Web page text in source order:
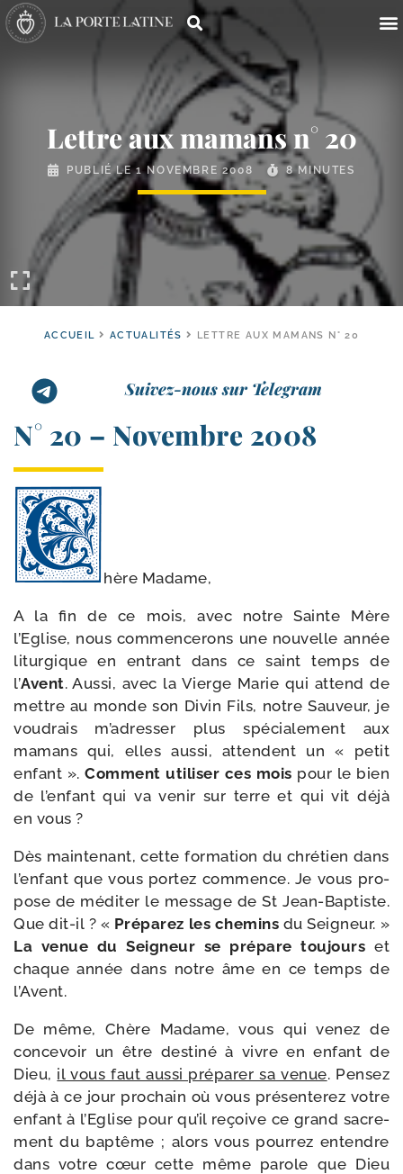
Lettre aux mamans n° 20
PUBLIÉ LE1 NOVEMBRE 2008 8 MINUTES
ACCUEIL ACTUALITÉS LETTRE AUX MAMANS N° 20
Suivez-nous sur Telegram
N° 20 – Novembre 2008
hère Madame,
A la fin de ce mois, avec notre Sainte Mère
l’Eglise, nous com­men­ce­rons une nou­velle année
litur­gique en entrant dans ce saint temps de
l’Avent. Aussi, avec la Vierge Marie qui attend de
mettre au monde son Divin Fils, notre Sauveur, je
vou­drais m’a­dres­ser plus spé­cia­le­ment aux
mamans qui, elles aus­si, attendent un « petit
enfant ». Comment uti­li­ser ces mois pour le bien
de l’en­fant qui va venir sur terre et qui vit déjà
en vous ?
Dès main­te­nant, cette for­ma­tion du chré­tien dans
l’en­fant que vous por­tez com­mence. Je vous pro­
pose de médi­ter le mes­sage de St Jean-​Baptiste.
Que dit-​il ? « Préparez les che­mins du Seigneur. »
La venue du Seigneur se pré­pare tou­jours et
chaque année dans notre âme en ce temps de
l’Avent.
De même, Chère Madame, vous qui venez de
conce­voir un être des­ti­né à vivre en enfant de
Dieu, il vous faut aus­si pré­pa­rer sa venue. Pensez
déjà à ce jour pro­chain où vous pré­sen­te­rez votre
enfant à l’Eglise pour qu’il reçoive ce grand sacre­
ment du bap­tême ; alors vous pour­rez entendre
dans votre cœur cette même parole que Dieu